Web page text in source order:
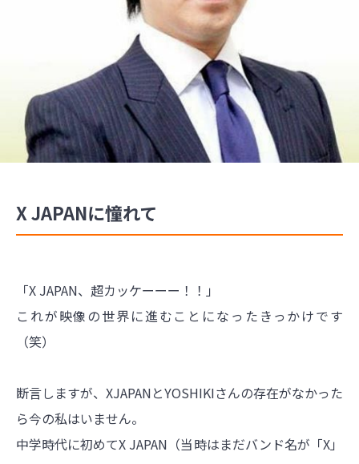
X JAPANに憧れて
「X JAPAN、超カッケーーー！！」
これが映像の世界に進むことになったきっかけです
（笑）
断言しますが、XJAPANとYOSHIKIさんの存在がなかった
ら今の私はいません。
中学時代に初めてX JAPAN（当時はまだバンド名が「X」